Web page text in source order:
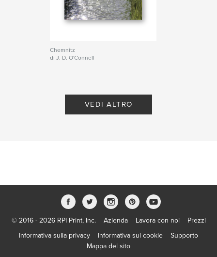
Chemnitz
di J. D. O'Connell
VEDI ALTRO
© 2016 - 2026 RPI Print, Inc. Azienda Lavora con noi
Prezzi
Informativa sulla privacy
Informativa sui cookie
Supporto
Mappa del sito